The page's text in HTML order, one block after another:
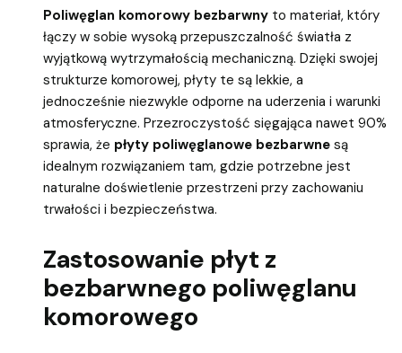
Poliwęglan komorowy bezbarwny to materiał, który
łączy w sobie wysoką przepuszczalność światła z
wyjątkową wytrzymałością mechaniczną. Dzięki swojej
strukturze komorowej, płyty te są lekkie, a
jednocześnie niezwykle odporne na uderzenia i warunki
atmosferyczne. Przezroczystość sięgająca nawet 90%
sprawia, że płyty poliwęglanowe bezbarwne są
idealnym rozwiązaniem tam, gdzie potrzebne jest
naturalne doświetlenie przestrzeni przy zachowaniu
trwałości i bezpieczeństwa.
Zastosowanie płyt z
bezbarwnego poliwęglanu
komorowego